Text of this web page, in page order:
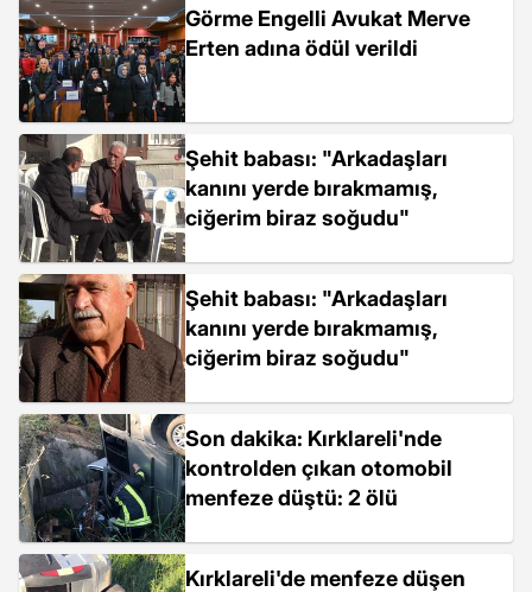
Görme Engelli Avukat Merve
Erten adına ödül verildi
Şehit babası: "Arkadaşları
kanını yerde bırakmamış,
ciğerim biraz soğudu"
Şehit babası: "Arkadaşları
kanını yerde bırakmamış,
ciğerim biraz soğudu"
Son dakika: Kırklareli'nde
kontrolden çıkan otomobil
menfeze düştü: 2 ölü
Kırklareli'de menfeze düşen